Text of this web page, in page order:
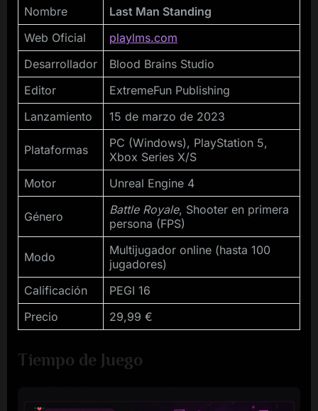
Nombre
Last Man Standing
Web Oficial
playlms.com
Desarrollador
Blood Brains Studio
Editor
ExtremeFun Publishing
Lanzamiento
15 de marzo de 2023
Plataformas
PC (Windows), PlayStation 5,
Xbox Series X/S
Motor
Unreal Engine 4
Género Battle Royale, Shooter en primera
persona (FPS)
Modo
Multijugador online (hasta 100
jugadores)
Calificación
PEGI 16
Precio
29,99 €
Tiempo de Juego